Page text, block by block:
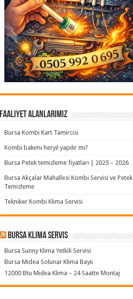
Faaliyet Alanlarımız
Bursa Kombi Kart Tamircisi
Kombi bakımı heryıl yapılır mı?
Bursa Petek temizleme fiyatları | 2025 – 2026
Bursa Akçalar Mahallesi Kombi Servisi ve Petek
Temizleme
Tekniker Kombi Klima Servisi
Bursa klima servis
Bursa Sunny Klima Yetkili Servisi
Bursa Midea Solunar Klima Bayii
12000 Btu Midea Klima – 24 Saatte Montaj